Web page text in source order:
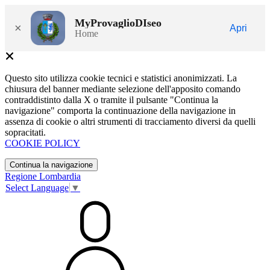
× MyProvaglioDIseo
Home
Apri
Questo sito utilizza cookie tecnici e statistici anonimizzati. La
chiusura del banner mediante selezione dell'apposito comando
contraddistinto dalla X o tramite il pulsante "Continua la
navigazione" comporta la continuazione della navigazione in
assenza di cookie o altri strumenti di tracciamento diversi da quelli
sopracitati.
COOKIE POLICY
Continua la navigazione
Regione Lombardia
Select Language ▼